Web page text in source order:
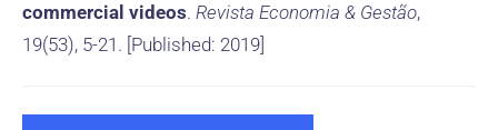
commercial videos. Revista Economia & Gestão,
19(53), 5-21. [Published: 2019]